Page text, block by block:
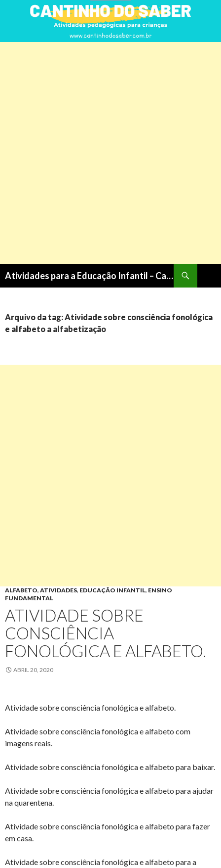
Atividades para a Educação Infantil – Cantinho do Saber
CONTEÚDO
Arquivo da tag: Atividade sobre consciência fonológica
e alfabeto a alfabetização
ALFABETO, ATIVIDADES, EDUCAÇÃO INFANTIL, ENSINO
FUNDAMENTAL
ATIVIDADE SOBRE
CONSCIÊNCIA
FONOLÓGICA E ALFABETO.
ABRIL 20, 2020
Atividade sobre consciência fonológica e alfabeto.
Atividade sobre consciência fonológica e alfabeto com
imagens reais.
Atividade sobre consciência fonológica e alfabeto para baixar.
Atividade sobre consciência fonológica e alfabeto para ajudar
na quarentena.
Atividade sobre consciência fonológica e alfabeto para fazer
em casa.
Atividade sobre consciência fonológica e alfabeto para a